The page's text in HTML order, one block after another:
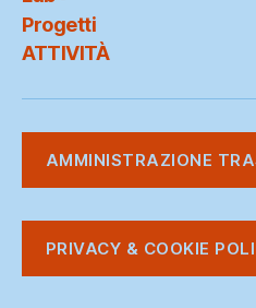
Progetti
ATTIVITÀ
AMMINISTRAZIONE
PRIVACY & COOKIE